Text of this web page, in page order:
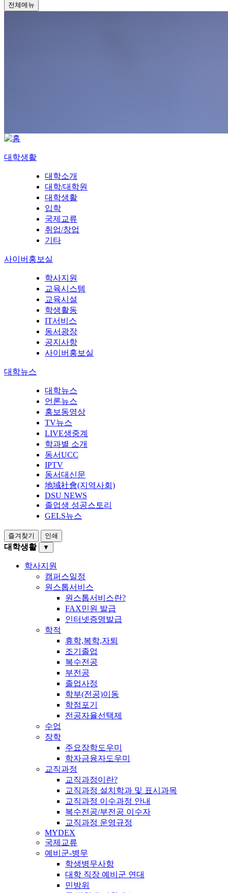
전체메뉴
대학생활
대학소개
대학/대학원
대학생활
입학
국제교류
취업/창업
기타
사이버홍보실
학사지원
교육시스템
교육시설
학생활동
IT서비스
동서광장
공지사항
사이버홍보실
대학뉴스
대학뉴스
언론뉴스
홍보동영상
TV뉴스
LIVE생중계
학과별 소개
동서UCC
IPTV
동서대신문
地域社會(지역사회)
DSU NEWS
졸업생 성공스토리
GELS뉴스
즐겨찾기 인쇄
대학생활 ▼
학사지원
캠퍼스일정
원스톱서비스
원스톱서비스란?
FAX민원 발급
인터넷증명발급
학적
휴학,복학,자퇴
조기졸업
복수전공
부전공
졸업사정
학부(전공)이동
학점포기
전공자율선택제
수업
장학
주요장학도우미
학자금융자도우미
교직과정
교직과정이란?
교직과정 설치학과 및 표시과목
교직과정 이수과정 안내
복수전공/부전공 이수자
교직과정 운영규정
MYDEX
국제교류
예비군-병무
학생병무사항
대학 직장 예비군 연대
민방위